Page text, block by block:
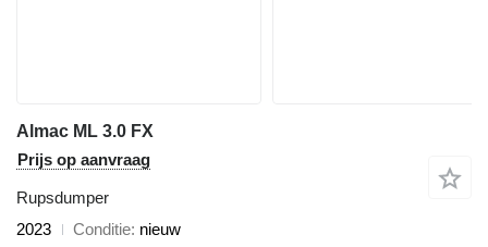
Almac ML 3.0 FX
Prijs op aanvraag
Rupsdumper
2023
Conditie nieuw